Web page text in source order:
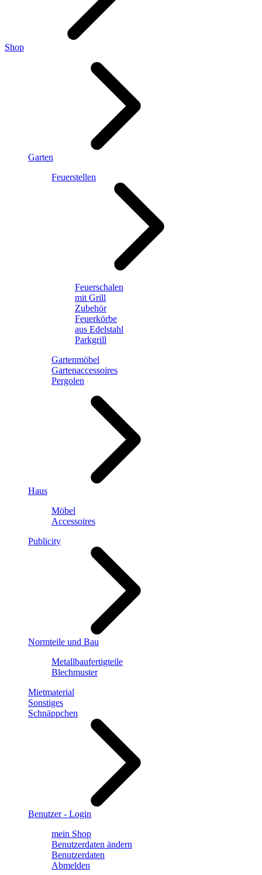
Shop
Garten
Feuerstellen
Feuerschalen
mit Grill
Zubehör
Feuerkörbe
aus Edelstahl
Parkgrill
Gartenmöbel
Gartenaccessoires
Pergolen
Haus
Möbel
Accessoires
Publicity
Normteile und Bau
Metallbaufertigteile
Blechmuster
Mietmaterial
Sonstiges
Schnäppchen
Benutzer - Login
mein Shop
Benutzerdaten ändern
Benutzerdaten
Abmelden